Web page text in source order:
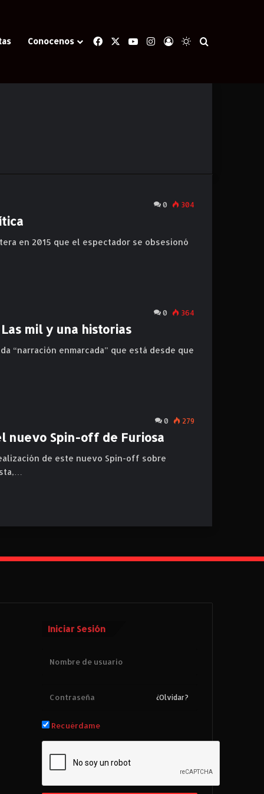
Conocenos FacebookYouTubeInstagram
Iniciar Sesión
Switch skin
0 304
en 2015 que el espectador se obsesionó
0 364
mil y una historias
“narración enmarcada” que está desde que
0 279
nuevo Spin-off de Furiosa
de este nuevo Spin-off sobre
Iniciar Sesión
¿Olvidar?
Recuérdame